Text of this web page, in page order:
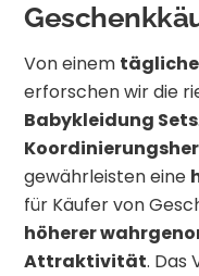
Von einem
erforschen wir die
Babykleidung Sets
gewährleisten eine
für Käufer von
höherer
Attraktivität. Das